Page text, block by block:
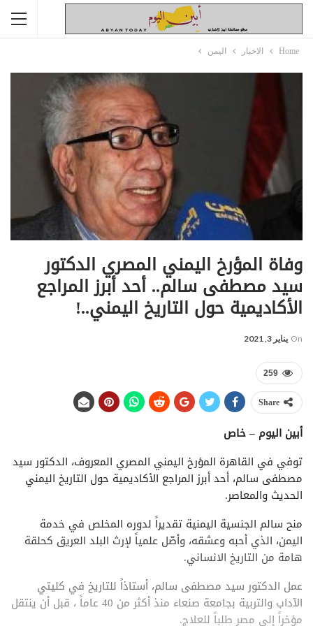
Home الاخبار اليمن
وفاة المؤرخ اليمني المصري الدكتور
سيد مصطفى سالم.. أحد أبرز المراجع
الأكاديمية حول التاريخ اليمني..!
On يناير 3, 2021
259
Share
أبين اليوم – خاص
توفي في القاهرة المؤرخ اليمني المصري المعروف، الدكتور سيد
مصطفى سالم، أحد أبرز المراجع الأكاديمية حول التاريخ اليمني
الحديث والمعاصر.
منح سالم الجنسية اليمنية تقديراً لدوره المخلص في خدمة
اليمن، الذي أحبه وعشقه، وأصّل علمياً لإرث البلد العريق كحلقة
هامة من التاريخ الانساني.
عمل الدكتور سيد مصطفى سالم، أستاذاً للتاريخ في كليتي
الآداب والتربية بجامعة صنعاء منذ أكثر من 40 عاماً ، قبل أن ينتقل
مؤخراً إلى مصر طلباً للعلاج.